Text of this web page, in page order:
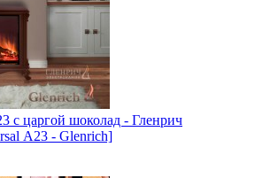
с царгой шоколад - Гленрич
А23 - Glenrich]